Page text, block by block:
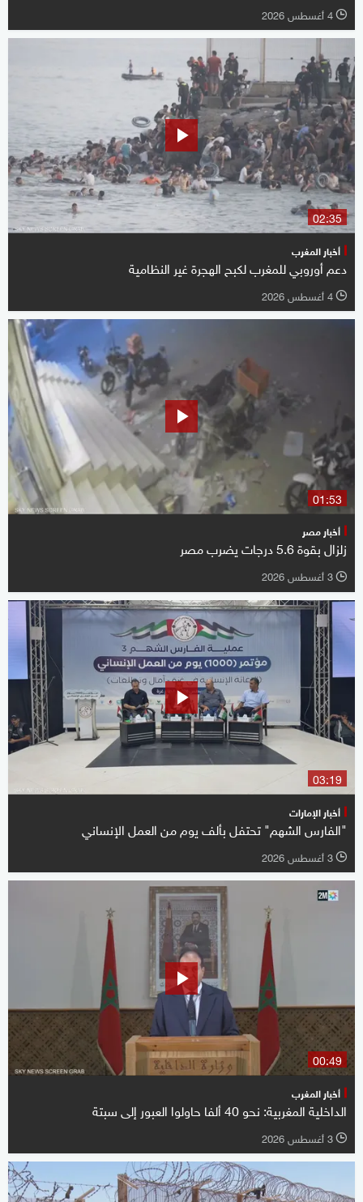
l 4 أغسطس 2026
02:35
أخبار المغرب
دعم أوروبي للمغرب لكبح الهجرة غير النظامية
l 4 أغسطس 2026
01:53
أخبار مصر
زلزال بقوة 5.6 درجات يضرب مصر
l 3 أغسطس 2026
03:19
أخبار الإمارات
"الفارس الشهم" تحتفل بألف يوم من العمل الإنساني
l 3 أغسطس 2026
00:49
أخبار المغرب
الداخلية المغربية: نحو 40 ألفا حاولوا العبور إلى سبتة
l 3 أغسطس 2026